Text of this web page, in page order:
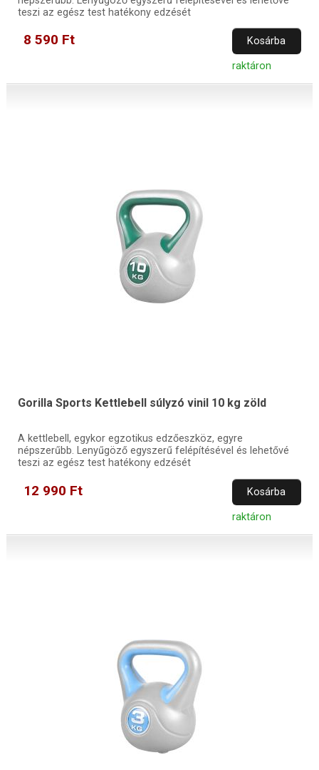
teszi az egész test hatékony edzését
8 590 Ft Kosárba
raktáron
Gorilla Sports Kettlebell súlyzó vinil 10 kg zöld
A kettlebell, egykor egzotikus edzőeszköz, egyre
népszerűbb. Lenyűgöző egyszerű felépítésével és lehetővé
teszi az egész test hatékony edzését
12 990 Ft Kosárba
raktáron